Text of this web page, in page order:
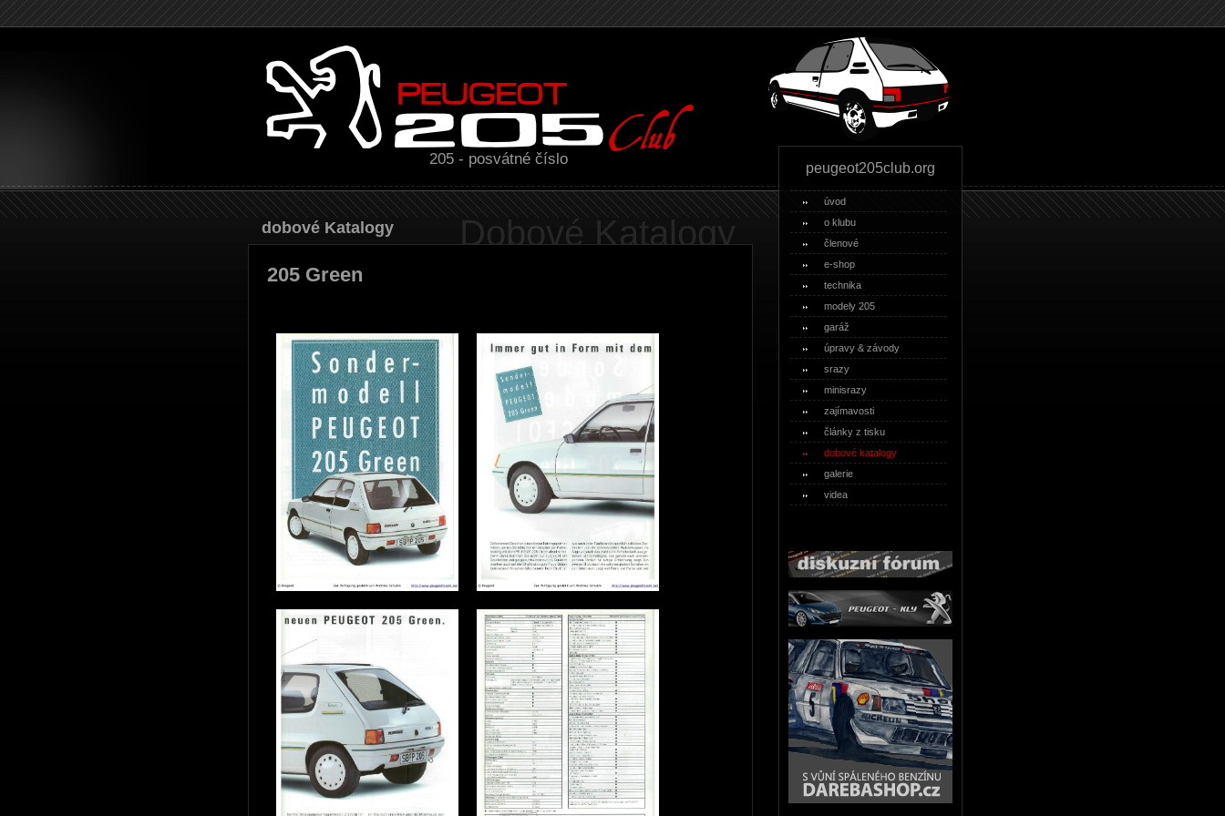
205 - posvátné číslo
peugeot205club.org
úvod
o klubu
členové
e-shop
technika
modely 205
garáž
úpravy & závody
srazy
minisrazy
zajímavosti
články z tisku
dobové katalogy
galerie
videa
Dobové Katalogy
Dobové Katalogy
205 Green